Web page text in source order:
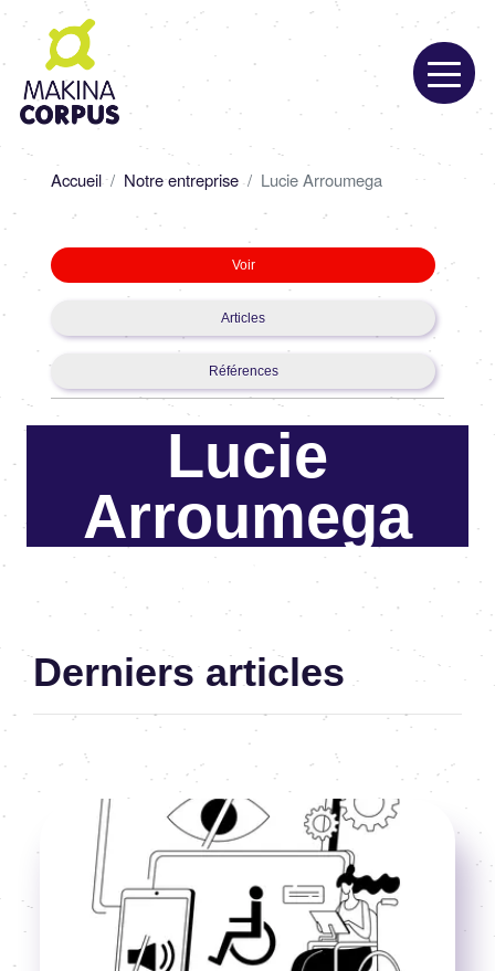
Aller
contenu
principal
d'Ariane
Accueil Notre entreprise Lucie Arroumega
Primary
tabs
Voir
Articles
Références
Lucie
Arroumega
Cheffe de projet & Consultante en
accessibilité numérique
Derniers articles
Voir l'article
Image